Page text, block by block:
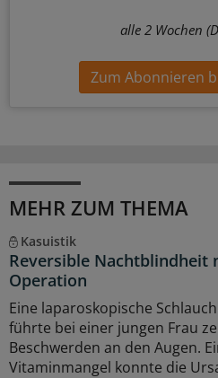
alle 2 Wochen
Zum Abonnieren
MEHR ZUM THEMA
Kasuistik
Reversible Nachtblindheit
Operation
Eine laparoskopische
führte bei einer jungen Frau
Beschwerden an den Augen.
Vitaminmangel konnte die